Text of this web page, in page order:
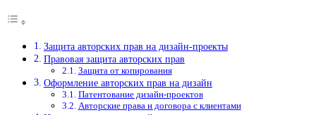
Защита авторских прав на дизайн-проекты
Правовая защита авторских прав
Защита от копирования
Оформление авторских прав на дизайн
Патентование дизайн-проектов
Авторские права и договора с клиентами